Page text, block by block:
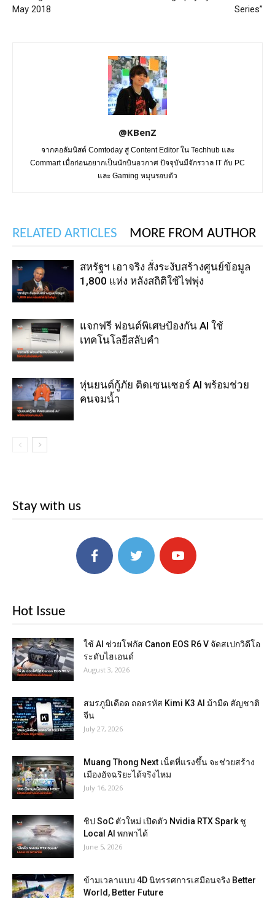
May 2018
Series”
@KBenZ
จากคอลัมนิสต์ Comtoday สู่ Content Editor ใน Techhub และ
Commart เมื่อก่อนอยากเป็นนักบินอวกาศ ปัจจุบันมีจักรวาล IT กับ PC
และ Gaming หมุนรอบตัว
RELATED ARTICLES MORE FROM AUTHOR
สหรัฐฯ เอาจริง สั่งระงับสร้างศูนย์ข้อมูล
1,800 แห่ง หลังสถิติใช้ไฟพุ่ง
แจกฟรี ฟอนต์พิเศษป้องกัน AI ใช้
เทคโนโลยีสลับคำ
หุ่นยนต์กู้ภัย ติดเซนเซอร์ AI พร้อมช่วย
คนจมน้ำ
Stay with us
Hot Issue
ใช้ AI ช่วยโฟกัส Canon EOS R6 V จัดสเปกวิดีโอ
ระดับไฮเอนด์
August 3, 2026
สมรภูมิเดือด ถอดรหัส Kimi K3 AI ม้ามืด สัญชาติ
จีน
July 27, 2026
Muang Thong Next เน็ตที่แรงขึ้น จะช่วยสร้าง
เมืองอัจฉริยะได้จริงไหม
July 16, 2026
ชิป SoC ตัวใหม่ เปิดตัว Nvidia RTX Spark ชู
Local AI พกพาได้
June 5, 2026
ข้ามเวลาแบบ 4D นิทรรศการเสมือนจริง Better
World, Better Future